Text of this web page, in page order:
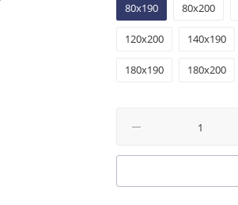
80x190
80x200
120x200 140x190
180x190 180x200